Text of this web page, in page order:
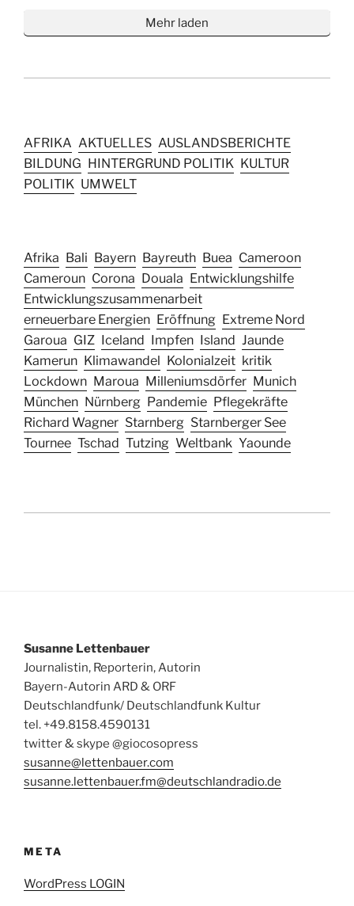
Mehr laden
AFRIKA AKTUELLES AUSLANDSBERICHTE
BILDUNG HINTERGRUND POLITIK KULTUR
POLITIK UMWELT
Afrika Bali Bayern Bayreuth Buea Cameroon
Cameroun Corona Douala Entwicklungshilfe
Entwicklungszusammenarbeit
erneuerbare Energien Eröffnung Extreme Nord
Garoua GIZ Iceland Impfen Island Jaunde
Kamerun Klimawandel Kolonialzeit kritik
Lockdown Maroua Milleniumsdörfer Munich
München Nürnberg Pandemie Pflegekräfte
Richard Wagner Starnberg Starnberger See
Tournee Tschad Tutzing Weltbank Yaounde
Susanne Lettenbauer
Journalistin, Reporterin, Autorin
Bayern-Autorin ARD & ORF
Deutschlandfunk/ Deutschlandfunk Kultur
tel. +49.8158.4590131
twitter & skype @giocosopress
susanne@lettenbauer.com
susanne.lettenbauer.fm@deutschlandradio.de
META
WordPress LOGIN